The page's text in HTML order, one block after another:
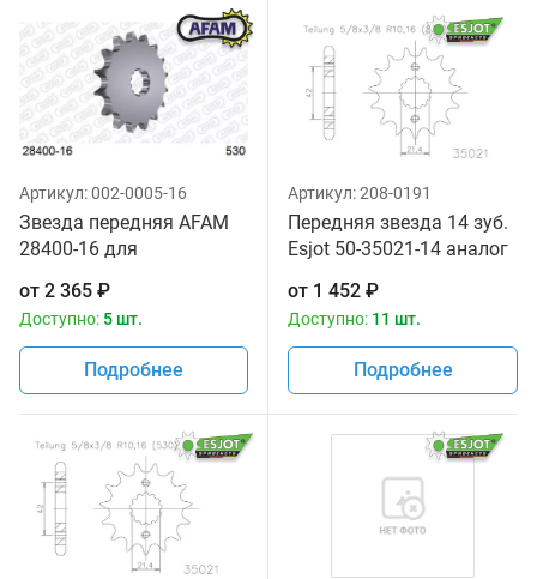
Артикул:002-0005-16
Звезда передняя AFAM
28400-16 для
от 2 365 ₽
Доступно: 5 шт.
Подробнее
Артикул:208-0191
Передняя звезда 14 зуб.
Esjot 50-35021-14 аналог
от 1 452 ₽
Доступно: 11 шт.
Подробнее